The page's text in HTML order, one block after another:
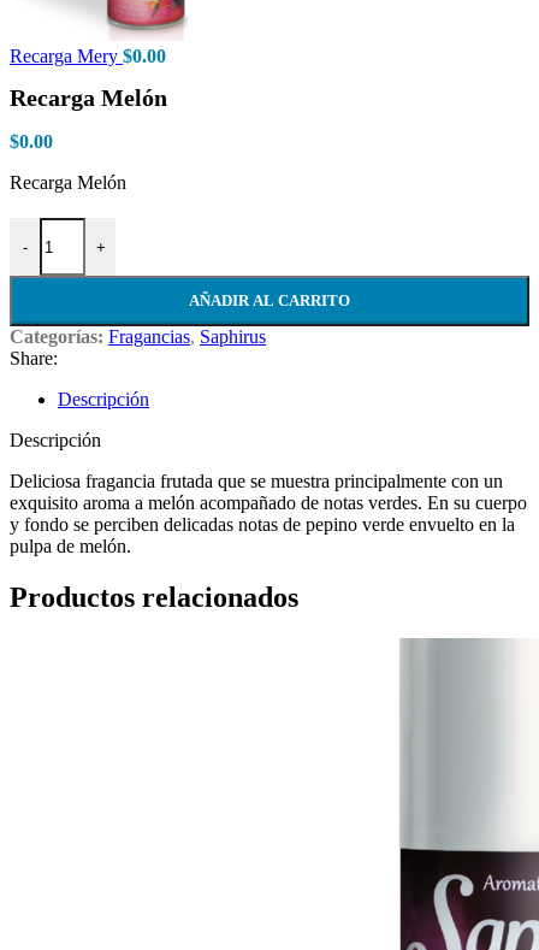
Recarga Mery $0.00
Recarga Melón
$0.00
Recarga Melón
-
Recarga Melón cantidad
+
AÑADIR AL CARRITO
Categorías: Fragancias, Saphirus
Share:
Descripción
Descripción
Deliciosa fragancia frutada que se muestra principalmente con un
exquisito aroma a melón acompañado de notas verdes. En su cuerpo
y fondo se perciben delicadas notas de pepino verde envuelto en la
pulpa de melón.
Productos relacionados